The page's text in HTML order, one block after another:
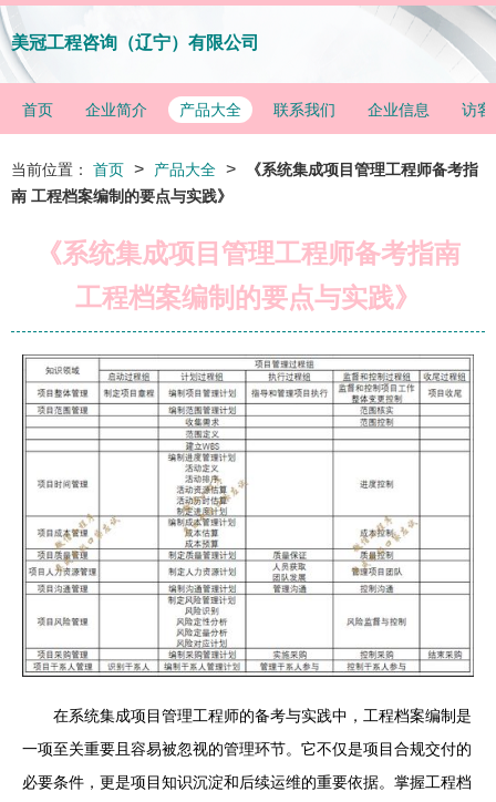
美冠工程咨询（辽宁）有限公司
首页 企业简介 产品大全 联系我们 企业信息 访客
当前位置： 首页 > 产品大全 >
《系统集成项目管理工程师备考指
南 工程档案编制的要点与实践》
《系统集成项目管理工程师备考指南
工程档案编制的要点与实践》
在系统集成项目管理工程师的备考与实践中，工程档案编制是
一项至关重要且容易被忽视的管理环节。它不仅是项目合规交付的
必要条件，更是项目知识沉淀和后续运维的重要依据。掌握工程档